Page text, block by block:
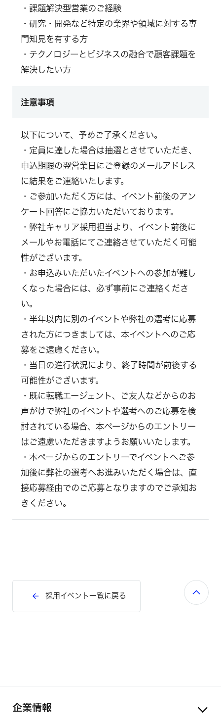
・課題解決型営業のご経験
・研究・開発など特定の業界や領域に対する専
門知見を有する方
・テクノロジーとビジネスの融合で顧客課題を
解決したい方
注意事項
以下について、予めご了承ください。
・定員に達した場合は抽選とさせていただき、
申込期限の翌営業日にご登録のメールアドレス
に結果をご連絡いたします。
・ご参加いただく方には、イベント前後のアン
ケート回答にご協力いただいております。
・弊社キャリア採用担当より、イベント前後に
メールやお電話にてご連絡させていただく可能
性がございます。
・お申込みいただいたイベントへの参加が難し
くなった場合には、必ず事前にご連絡くださ
い。
・半年以内に別のイベントや弊社の選考に応募
された方につきましては、本イベントへのご応
募をご遠慮ください。
・当日の進行状況により、終了時間が前後する
可能性がございます。
・既に転職エージェント、ご友人などからのお
声がけで弊社のイベントや選考へのご応募を検
討されている場合、本ページからのエントリー
はご遠慮いただきますようお願いいたします。
・本ページからのエントリーでイベントへご参
加後に弊社の選考へお進みいただく場合は、直
接応募経由でのご応募となりますのでご承知お
きください。
採用イベント一覧に戻る
企業情報